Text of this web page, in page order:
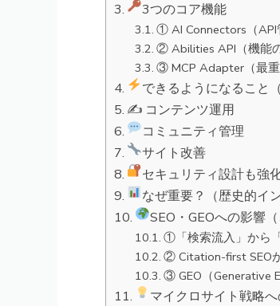
3つのコア機能
① AI Connectors（API
② Abilities API（機能
③ MCP Adapter（最重
できるようになること
✍️ コンテンツ運用
コミュニティ管理
サイト改善
セキュリティ設計も強
なぜ重要？（歴史的イ
SEO・GEOへの影響（
①「検索流入」から
② Citation-first SEO
③ GEO（Generative
マイクロサイト戦略